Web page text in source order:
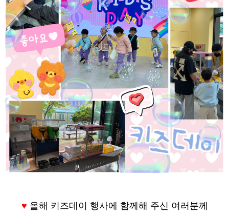
♥ 올해 키즈데이 행사에 함께해 주신 여러분께